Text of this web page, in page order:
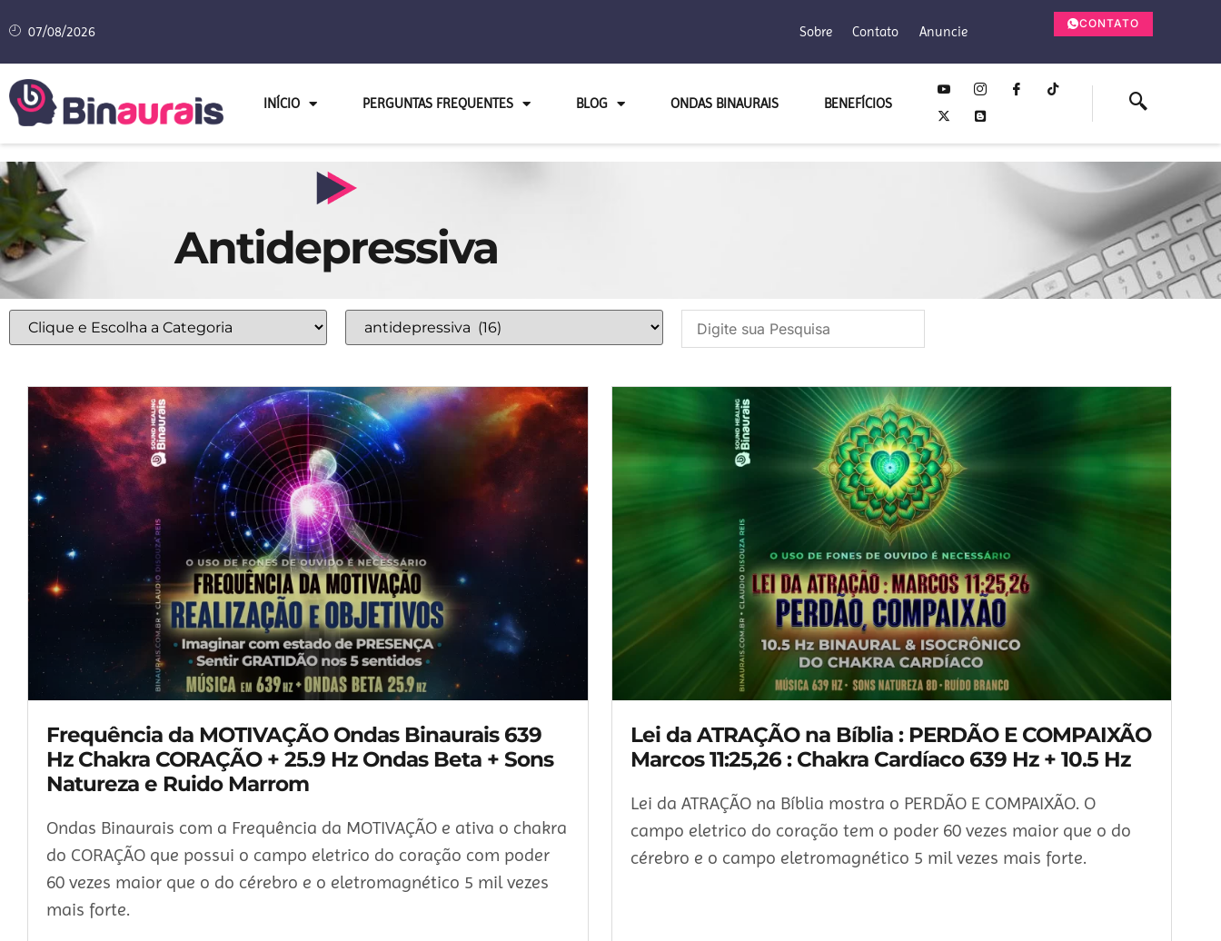
07/08/2026 Sobre Contato Anuncie
CONTATO
INÍCIO PERGUNTAS FREQUENTES BLOG ONDAS BINAURAIS BENEFÍCIOS
Antidepressiva
Frequência da MOTIVAÇÃO Ondas Binaurais 639
Hz Chakra CORAÇÃO + 25.9 Hz Ondas Beta + Sons
Natureza e Ruido Marrom
Ondas Binaurais com a Frequência da MOTIVAÇÃO e ativa o chakra
do CORAÇÃO que possui o campo eletrico do coração com poder
60 vezes maior que o do cérebro e o eletromagnético 5 mil vezes
mais forte.
Lei da ATRAÇÃO na Bíblia : PERDÃO E COMPAIXÃO
Marcos 11:25,26 : Chakra Cardíaco 639 Hz + 10.5 Hz
Lei da ATRAÇÃO na Bíblia mostra o PERDÃO E COMPAIXÃO. O
campo eletrico do coração tem o poder 60 vezes maior que o do
cérebro e o campo eletromagnético 5 mil vezes mais forte.